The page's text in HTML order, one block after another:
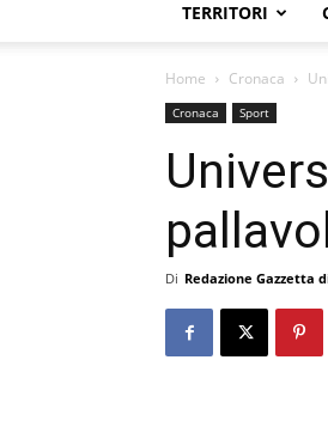
TERRITORI
Home Cronaca
Cronaca Sport
Di Redazione Gazzetta